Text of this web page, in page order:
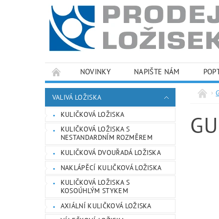
NOVINKY NAPIŠTE NÁM
PODMÍNKY OCHRANY OSOBNÍCH ÚDAJŮ
VALIVÁ LOŽISKA
KULIČKOVÁ LOŽISKA
KULIČKOVÁ LOŽISKA S
NESTANDARDNÍM ROZMĚREM
KULIČKOVÁ DVOUŘADÁ LOŽISKA
NAKLÁPĚCÍ KULIČKOVÁ LOŽISKA
KULIČKOVÁ LOŽISKA S
KOSOÚHLÝM STYKEM
AXIÁLNÍ KULIČKOVÁ LOŽISKA